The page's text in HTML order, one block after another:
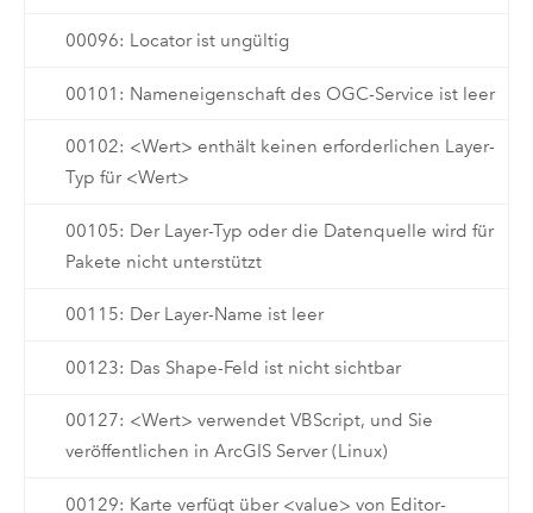
00096: Locator ist ungültig
00101: Nameneigenschaft des OGC-Service ist leer
00102: <Wert> enthält keinen erforderlichen Layer-
Typ für <Wert>
00105: Der Layer-Typ oder die Datenquelle wird für
Pakete nicht unterstützt
00115: Der Layer-Name ist leer
00123: Das Shape-Feld ist nicht sichtbar
00127: <Wert> verwendet VBScript, und Sie
veröffentlichen in ArcGIS Server (Linux)
00129: Karte verfügt über <value> von Editor-